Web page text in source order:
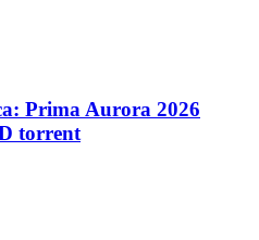
Prima Aurora 2026
torrent